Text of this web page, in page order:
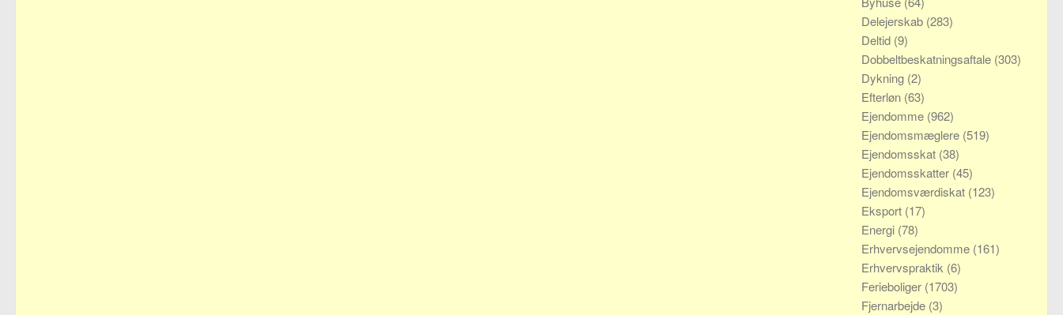
Delejerskab (283)
Deltid (9)
Dobbeltbeskatningsaftale (303)
Dykning (2)
Efterløn (63)
Ejendomme (962)
Ejendomsmæglere (519)
Ejendomsskat (38)
Ejendomsskatter (45)
Ejendomsværdiskat (123)
Eksport (17)
Energi (78)
Erhvervsejendomme (161)
Erhvervspraktik (6)
Ferieboliger (1703)
Fjernarbejde (3)